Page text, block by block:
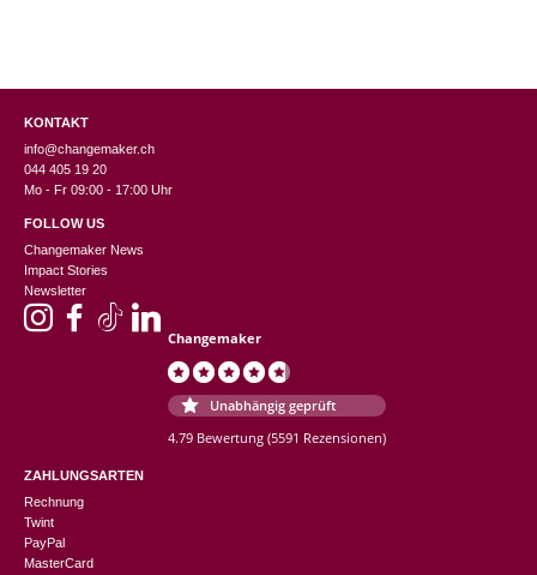
KONTAKT
info@changemaker.ch
044 405 19 20
Mo - Fr 09:00 - 17:00 Uhr
FOLLOW US
Changemaker News
Impact Stories
Newsletter
Changemaker
Unabhängig geprüft
4.79 Bewertung (5591 Rezensionen)
ZAHLUNGSARTEN
Rechnung
Twint
PayPal
MasterCard